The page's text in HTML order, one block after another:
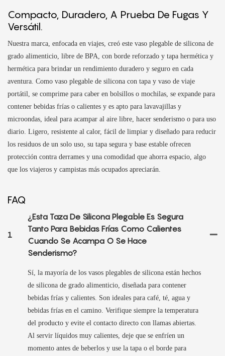
Compacto, Duradero, A Prueba De Fugas Y
Versátil.
Nuestra marca, enfocada en viajes, creó este vaso plegable de silicona de
grado alimenticio, libre de BPA, con borde reforzado y tapa hermética y
hermética para brindar un rendimiento duradero y seguro en cada
aventura. Como vaso plegable de silicona con tapa y vaso de viaje
portátil, se comprime para caber en bolsillos o mochilas, se expande para
contener bebidas frías o calientes y es apto para lavavajillas y
microondas, ideal para acampar al aire libre, hacer senderismo o para uso
diario. Ligero, resistente al calor, fácil de limpiar y diseñado para reducir
los residuos de un solo uso, su tapa segura y base estable ofrecen
protección contra derrames y una comodidad que ahorra espacio, algo
que los viajeros y campistas más ocupados apreciarán.
FAQ
1
¿Esta Taza De Silicona Plegable Es Segura
Tanto Para Bebidas Frías Como Calientes
Cuando Se Acampa O Se Hace
Senderismo?
Sí, la mayoría de los vasos plegables de silicona están hechos
de silicona de grado alimenticio, diseñada para contener
bebidas frías y calientes. Son ideales para café, té, agua y
bebidas frías en el camino. Verifique siempre la temperatura
del producto y evite el contacto directo con llamas abiertas.
Al servir líquidos muy calientes, deje que se enfríen un
momento antes de beberlos y use la tapa o el borde para